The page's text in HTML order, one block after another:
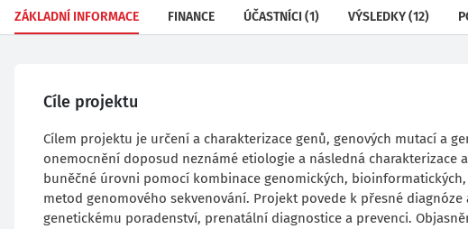
ZÁKLADNÍ INFORMACE FINANCE ÚČASTNÍCI (1) VÝSLEDKY(12)
Cíle projektu
Cílem projektu je určení a charakterizace genů, genových mutací a
onemocnění doposud neznámé etiologie a následná charakterizace
buněčné úrovni pomocí kombinace genomických,
metod genomového sekvenování. Projekt povede k přesné
genetickému poradenství, prenatální diagnostice a prevenci.